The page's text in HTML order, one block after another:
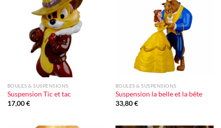
Ajouter
BOULES & SUSPENSIONS
Suspension Tic et tac
17,00€
à la liste
d'envie
BOULES & SUSPENSIONS
Suspension la belle et la bête
33,80€